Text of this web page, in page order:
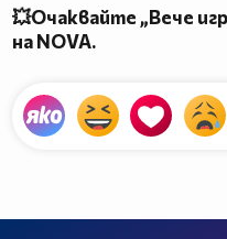
💥Очаквайте „Вече
на NOVA.